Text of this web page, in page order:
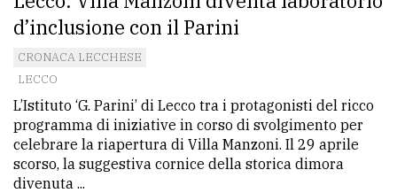
Ricerca
avanzata
LE
ALTRE
TESTATE
d’inclusione con il Parini
CRONACA LECCHESE
LECCO
L’Istituto ‘G. Parini’ di Lecco tra i protagonisti del ricco
programma di iniziative in corso di svolgimento per
celebrare la riapertura di Villa Manzoni. Il 29 aprile
scorso, la suggestiva cornice della storica dimora
divenuta ...